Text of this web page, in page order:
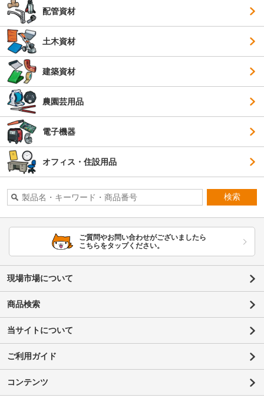
配管資材
土木資材
建築資材
農園芸用品
電子機器
オフィス・住設用品
検索
ご質問やお問い合わせがございましたら
こちらをタップください。
現場市場について
商品検索
当サイトについて
ご利用ガイド
コンテンツ